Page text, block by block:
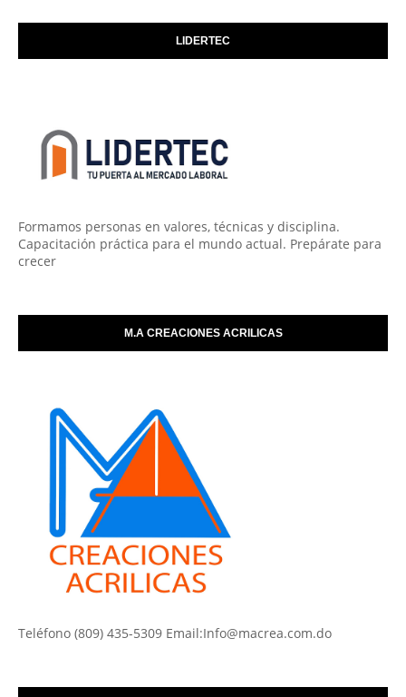
LIDERTEC
Formamos personas en valores, técnicas y disciplina.
Capacitación práctica para el mundo actual. Prepárate para
crecer
M.A CREACIONES ACRILICAS
Teléfono (809) 435-5309 Email:Info@macrea.com.do